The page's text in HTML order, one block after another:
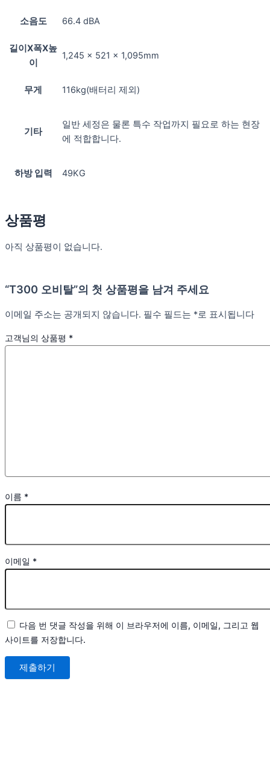
소음도 66.4 dBA
길이X폭X높
이
1,245 x 521 x 1,095mm
무게 116kg(배터리 제외)
기타
일반 세정은 물론 특수 작업까지 필요로 하는 현장
에 적합합니다.
하방 입력 49KG
상품평
아직 상품평이 없습니다.
“T300 오비탈”의 첫 상품평을 남겨 주세요
이메일 주소는 공개되지 않습니다. 필수 필드는 *로 표시됩니다
고객님의 상품평 *
이름 *
이메일 *
다음 번 댓글 작성을 위해 이 브라우저에 이름, 이메일, 그리고 웹
사이트를 저장합니다.